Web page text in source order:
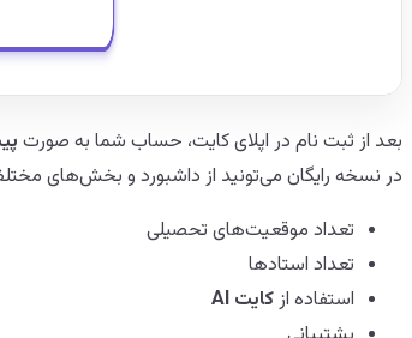
بعد از ثبت نام در اپلای کایت، حساب شما به صورت
در نسخه رایگان می‌تونید از داشبورد و بخش‌های
تعداد موقعیت‌های تحصیلی
تعداد استادها
استفاده از کایت AI